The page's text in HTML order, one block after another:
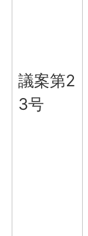
議案第2
3号